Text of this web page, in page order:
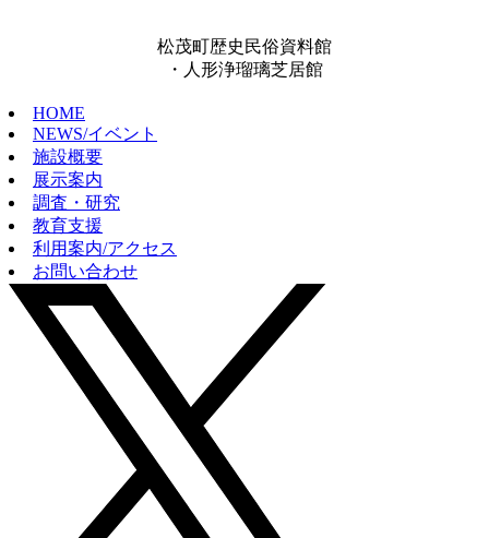
松茂町歴史民俗資料館
・人形浄瑠璃芝居館
HOME
NEWS/イベント
施設概要
展示案内
調査・研究
教育支援
利用案内/アクセス
お問い合わせ